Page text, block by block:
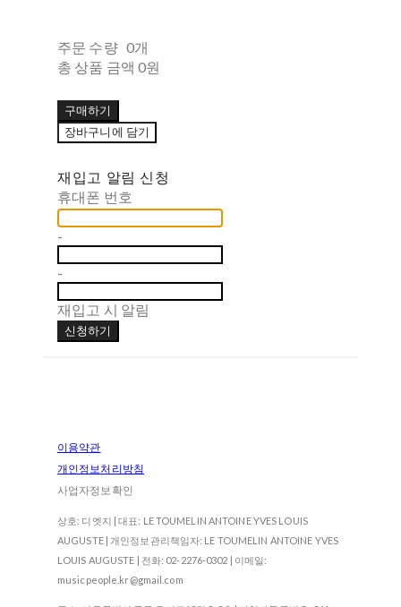
주문 수량 0개
총 상품 금액 0원
구매하기
장바구니에 담기
재입고 알림 신청
휴대폰 번호
-
-
재입고 시 알림
신청하기
이용약관
개인정보처리방침
사업자정보확인
상호: 디엣지 | 대표: LE TOUMELIN ANTOINE YVES LOUIS
AUGUSTE | 개인정보관리책임자: LE TOUMELIN ANTOINE YVES
LOUIS AUGUSTE | 전화: 02-2276-0302 | 이메일:
musicpeople.kr@gmail.com